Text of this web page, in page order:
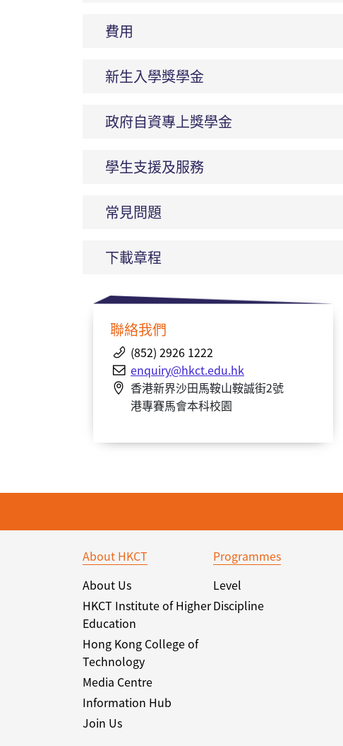
費用
新生入學獎學金
政府自資專上獎學金
學生支援及服務
常見問題
下載章程
聯絡我們
(852) 2926 1222
enquiry@hkct.edu.hk
香港新界沙田馬鞍山鞍誠街2號
港專賽馬會本科校園
About HKCT
About Us
HKCT Institute of Higher
Education
Hong Kong College of
Technology
Media Centre
Information Hub
Join Us
Programmes
Level
Discipline